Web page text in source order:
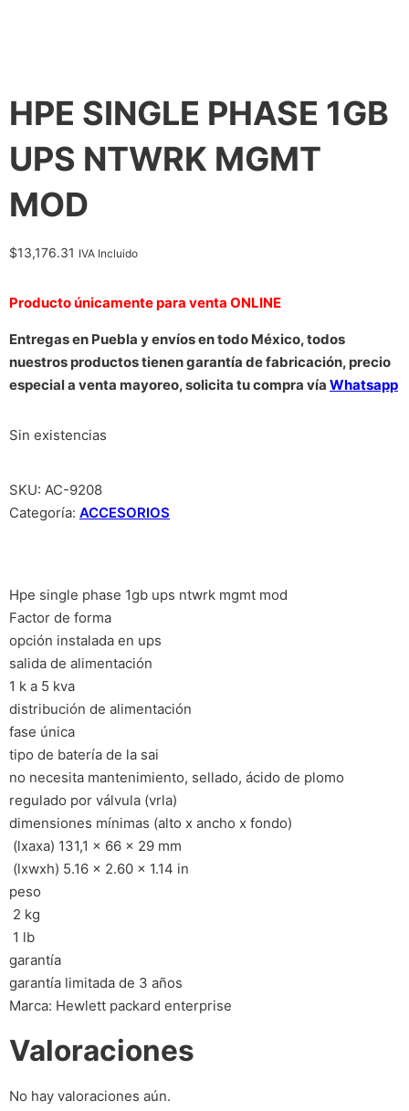
HPE SINGLE PHASE 1GB
UPS NTWRK MGMT
MOD
$13,176.31 IVA Incluido
Producto únicamente para venta ONLINE
Entregas en Puebla y envíos en todo México, todos
nuestros productos tienen garantía de fabricación, precio
especial a venta mayoreo, solicita tu compra vía Whatsapp
Sin existencias
SKU: AC-9208
Categoría: ACCESORIOS
Hpe single phase 1gb ups ntwrk mgmt mod
Factor de forma
opción instalada en ups
salida de alimentación
1 k a 5 kva
distribución de alimentación
fase única
tipo de batería de la sai
no necesita mantenimiento, sellado, ácido de plomo
regulado por válvula (vrla)
dimensiones mínimas (alto x ancho x fondo)
 (lxaxa) 131,1 x 66 x 29 mm
 (lxwxh) 5.16 x 2.60 x 1.14 in
peso
 2 kg
 1 lb
garantía
garantía limitada de 3 años
Marca: Hewlett packard enterprise
Valoraciones
No hay valoraciones aún.